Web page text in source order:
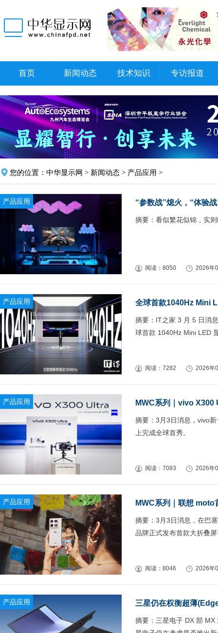
首页 新闻动态 技术知识 专访报道
您的位置： 中华显示网 > 新闻动态 > 产品应用 >
产品应用 “参数战”熄火，“体验
摘要：看似繁花似锦，实
阅读：8050 2026年
产品应用 全球首款1040Hz Mini
摘要：IT之家 3 月 5 日消
球首款 1040Hz Mini LED
阅读：7282 2026年
产品应用 MWC系列｜vivo X300
摘要：3月3日消息，vivo
上完成全球首秀。
阅读：7093 2026年
产品应用 MWC系列｜联想 moto
摘要：3月3日消息，在巴
品牌正式发布首款大折叠
阅读：8046 2026年
产品应用 三星仍在权衡超薄
摘要：三星电子 DX 部